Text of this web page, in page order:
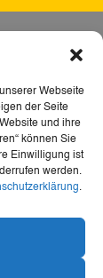
Webseite
der Seite
und ihre
können Sie
Einwilligung ist
werden.
.